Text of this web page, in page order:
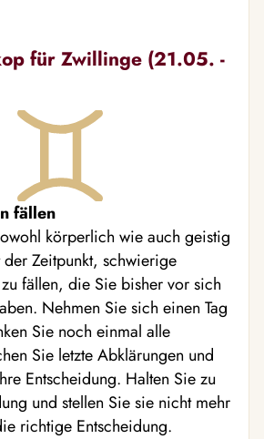
für Zwillinge (21.05. -
fällen
körperlich wie auch geistig
der Zeitpunkt, schwierige
fällen, die Sie bisher vor sich
Nehmen Sie sich einen Tag
Sie noch einmal alle
Sie letzte Abklärungen und
Entscheidung. Halten Sie zu
und stellen Sie sie nicht mehr
richtige Entscheidung.